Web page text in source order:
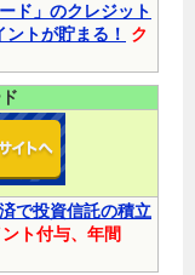
ド」のクレジット
トが貯まる！
ク
で投資信託の積立
ト付与、年間